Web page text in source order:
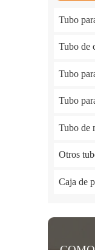
Tubo
Tubo de
Tubo
Tubo
Tubo de
Otros
Caja de